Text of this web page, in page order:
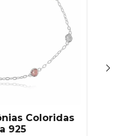
Coloridas
925